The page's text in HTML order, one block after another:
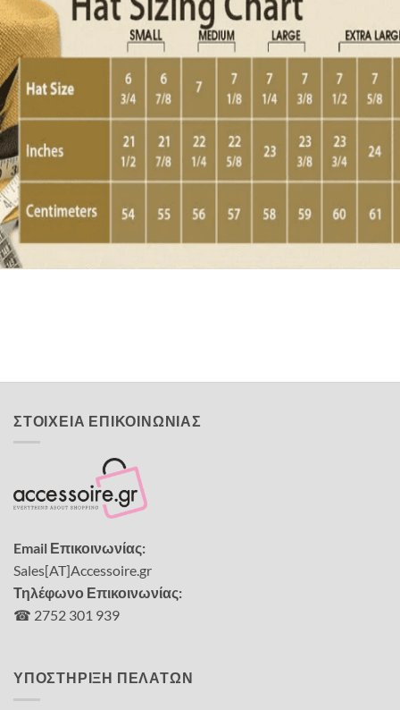
Quick View
Εξαντλημένο
ΑΝΔΡΙΚΑ
ΣΤΟΙΧΕΙΑ ΕΠΙΚΟΙΝΩΝΙΑΣ
Email Επικοινωνίας:
Sales[AT]Accessoire.gr
Τηλέφωνο Επικοινωνίας:
☎ 2752 301 939
ΥΠΟΣΤΗΡΙΞΗ ΠΕΛΑΤΩΝ